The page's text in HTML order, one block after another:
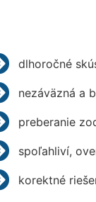
dlhoročné
nezáväzná a
preberanie
spoľahliví,
korektné